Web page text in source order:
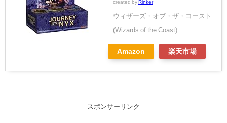
created by Rinker
ウィザーズ・オブ・ザ・コースト
(Wizards of the Coast)
Amazon 楽天市場
スポンサーリンク